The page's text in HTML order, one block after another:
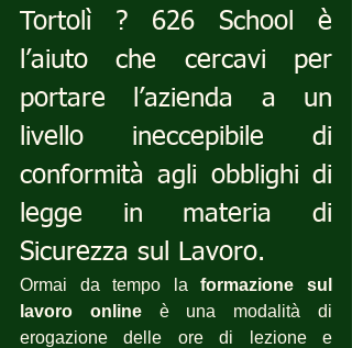
Tortolì ? 626 School è
l’aiuto che cercavi per
portare l’azienda a un
livello ineccepibile di
conformità agli obblighi di
legge in materia di
Sicurezza sul Lavoro.
Ormai da tempo la formazione sul
lavoro online è una modalità di
erogazione delle ore di lezione e